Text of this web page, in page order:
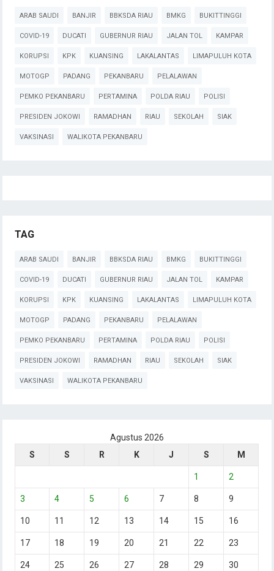
ARAB SAUDI BANJIR BBKSDA RIAU BMKG BUKITTINGGI
COVID-19 DUCATI GUBERNUR RIAU JALAN TOL KAMPAR
KORUPSI KPK KUANSING LAKALANTAS LIMAPULUH KOTA
MOTOGP PADANG PEKANBARU PELALAWAN
PEMKO PEKANBARU PERTAMINA POLDA RIAU POLISI
PRESIDEN JOKOWI RAMADHAN RIAU SEKOLAH SIAK
VAKSINASI WALIKOTA PEKANBARU
TAG
ARAB SAUDI BANJIR BBKSDA RIAU BMKG BUKITTINGGI
COVID-19 DUCATI GUBERNUR RIAU JALAN TOL KAMPAR
KORUPSI KPK KUANSING LAKALANTAS LIMAPULUH KOTA
MOTOGP PADANG PEKANBARU PELALAWAN
PEMKO PEKANBARU PERTAMINA POLDA RIAU POLISI
PRESIDEN JOKOWI RAMADHAN RIAU SEKOLAH SIAK
VAKSINASI WALIKOTA PEKANBARU
Agustus 2026
S
S R K J S M
1 2
3 4 5 6 7 8 9
10 11 12 13 14 15 16
17 18 19 20 21 22 23
24 25 26 27 28 29 30